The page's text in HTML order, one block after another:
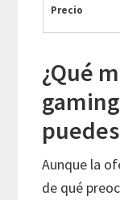
Precio
¿Qué
Aunque la
de qué